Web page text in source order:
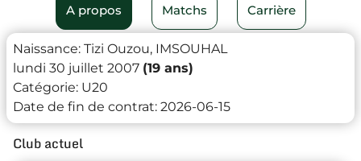
A propos Matchs Carrière
Naissance: Tizi Ouzou, IMSOUHAL
lundi 30 juillet 2007 (19 ans)
Catégorie: U20
Date de fin de contrat: 2026-06-15
Club actuel